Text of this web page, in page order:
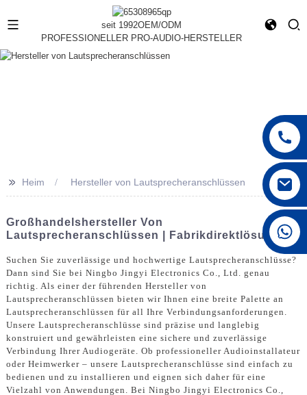
seit 1992OEM/ODM
PROFESSIONELLER PRO-AUDIO-HERSTELLER
>> Heim Hersteller von Lautsprecheranschlüssen
Großhandelshersteller Von
Lautsprecheranschlüssen | Fabrikdirektlösungen
Suchen Sie zuverlässige und hochwertige Lautsprecheranschlüsse?
Dann sind Sie bei Ningbo Jingyi Electronics Co., Ltd. genau
richtig. Als einer der führenden Hersteller von
Lautsprecheranschlüssen bieten wir Ihnen eine breite Palette an
Lautsprecheranschlüssen für all Ihre Verbindungsanforderungen.
Unsere Lautsprecheranschlüsse sind präzise und langlebig
konstruiert und gewährleisten eine sichere und zuverlässige
Verbindung Ihrer Audiogeräte. Ob professioneller Audioinstallateur
oder Heimwerker – unsere Lautsprecheranschlüsse sind einfach zu
bedienen und zu installieren und eignen sich daher für eine
Vielzahl von Anwendungen. Bei Ningbo Jingyi Electronics Co.,